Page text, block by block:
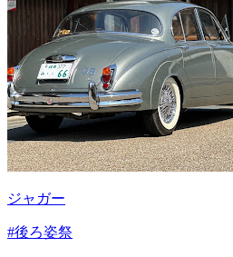
ジャガー
#後ろ姿祭